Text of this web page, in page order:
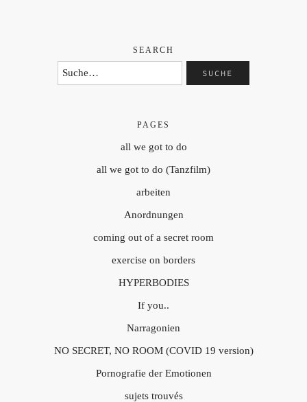
SEARCH
PAGES
all we got to do
all we got to do (Tanzfilm)
arbeiten
Anordnungen
coming out of a secret room
exercise on borders
HYPERBODIES
If you..
Narragonien
NO SECRET, NO ROOM (COVID 19 version)
Pornografie der Emotionen
sujets trouvés